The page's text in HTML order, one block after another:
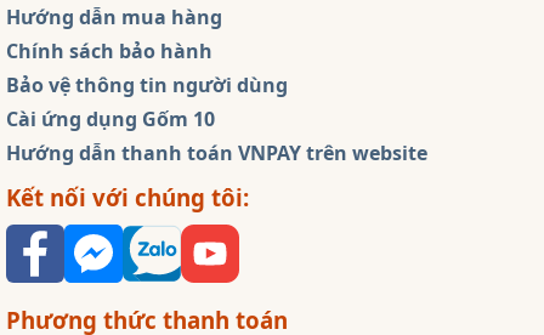
Hướng dẫn mua hàng
Chính sách bảo hành
Bảo vệ thông tin người dùng
Cài ứng dụng Gốm 10
Hướng dẫn thanh toán VNPAY trên website
Kết nối với chúng tôi:
Phương thức thanh toán